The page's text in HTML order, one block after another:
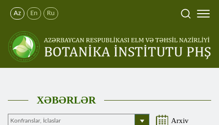
Az En Ru
XƏBƏRLƏR
Arxiv